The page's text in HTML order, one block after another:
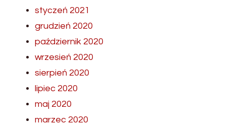
styczeń 2021
grudzień 2020
październik 2020
wrzesień 2020
sierpień 2020
lipiec 2020
maj 2020
marzec 2020